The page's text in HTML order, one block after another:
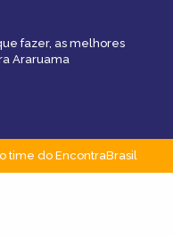
fazer, as melhores
Araruama
time do EncontraBrasil